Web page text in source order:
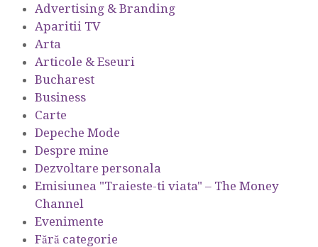
Advertising & Branding
Aparitii TV
Arta
Articole & Eseuri
Bucharest
Business
Carte
Depeche Mode
Despre mine
Dezvoltare personala
Emisiunea "Traieste-ti viata" – The Money
Channel
Evenimente
Fără categorie